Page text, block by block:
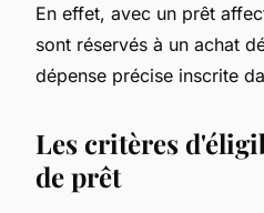
En effet, avec un prêt
sont réservés à un achat
dépense précise inscrite
Les critères
de prêt